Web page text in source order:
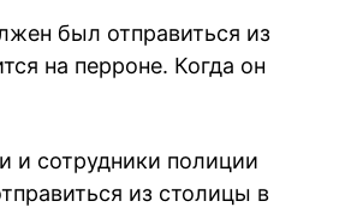
был отправиться из
на перроне. Когда он
и сотрудники полиции
из столицы в